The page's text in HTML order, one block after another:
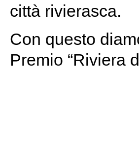
città rivierasca.
Con questo
Premio “Riviera